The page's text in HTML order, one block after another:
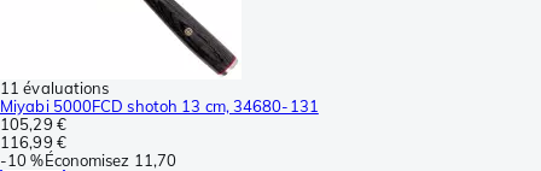
11 évaluations
Miyabi 5000FCD shotoh 13 cm, 34680-131
105,29 €
116,99 €
-10 %Économisez 11,70